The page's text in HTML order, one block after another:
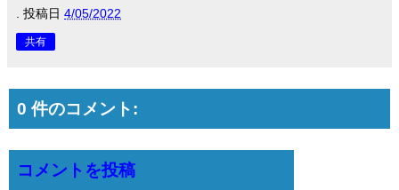
投稿日 4/05/2022
共有
0 件のコメント:
コメントを投稿